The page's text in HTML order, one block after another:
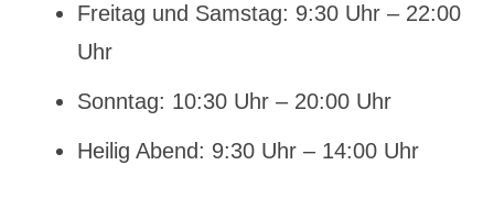
Freitag und Samstag: 9:30 Uhr – 22:00
Uhr
Sonntag: 10:30 Uhr – 20:00 Uhr
Heilig Abend: 9:30 Uhr – 14:00 Uhr